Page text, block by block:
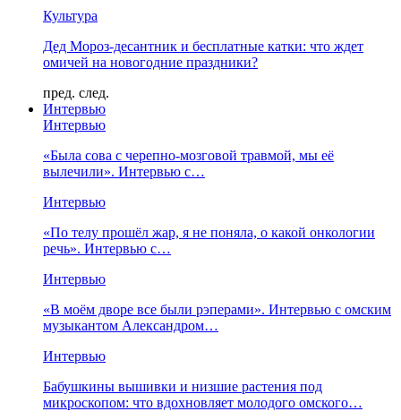
Культура
Дед Мороз-десантник и бесплатные катки: что ждет
омичей на новогодние праздники?
пред. след.
Интервью
Интервью
«Была сова с черепно-мозговой травмой, мы её
вылечили». Интервью с…
Интервью
«По телу прошёл жар, я не поняла, о какой онкологии
речь». Интервью с…
Интервью
«В моём дворе все были рэперами». Интервью с омским
музыкантом Александром…
Интервью
Бабушкины вышивки и низшие растения под
микроскопом: что вдохновляет молодого омского…